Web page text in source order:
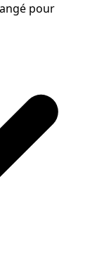
pour